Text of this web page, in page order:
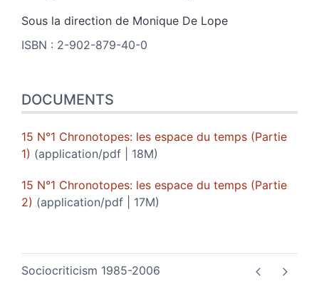
Sous la direction de Monique De Lope
ISBN : 2-902-879-40-0
DOCUMENTS
15 N°1 Chronotopes: les espace du temps (Partie
1) (application/pdf | 18M)
15 N°1 Chronotopes: les espace du temps (Partie
2) (application/pdf | 17M)
Sociocriticism 1985-2006